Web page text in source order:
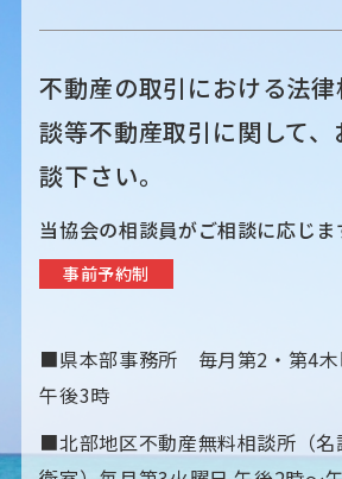
不動産の取引における法
談等不動産取引に関して
談下さい。
当協会の相談員がご相談に応じま
事前予約制
■県本部事務所 毎月第2・第4木
午後3時
■北部地区不動産無料相談所（名